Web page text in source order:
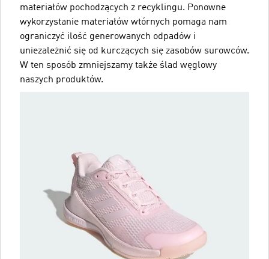
materiałów pochodzących z recyklingu. Ponowne
wykorzystanie materiałów wtórnych pomaga nam
ograniczyć ilość generowanych odpadów i
uniezależnić się od kurczących się zasobów surowców.
W ten sposób zmniejszamy także ślad węglowy
naszych produktów.